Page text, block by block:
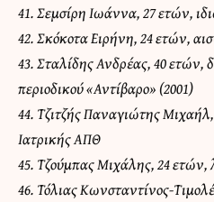
41. Σεμσίρη Ιωάννα, 27 ετών,
42. Σκόκοτα Ειρήνη, 24 ετών,
43. Σταλίδης Ανδρέας, 40 ετών,
περιοδικού «Αντίβαρο» (2001)
44. Τζιτζής Παναγιώτης
Ιατρικής ΑΠΘ
45. Τζούμπας Μιχάλης, 24 ετών,
46. Τόλιας Κωνσταντίνος-